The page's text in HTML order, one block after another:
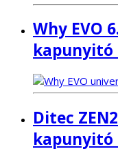
Why EVO
Ditec